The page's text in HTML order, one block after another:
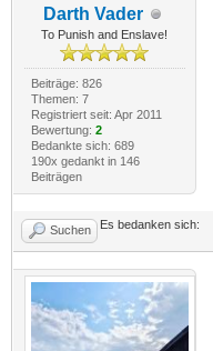
Darth Vader
To Punish and Enslave!
Beiträge: 826
Themen: 7
Registriert seit: Apr 2011
Bewertung: 2
Bedankte sich: 689
190x gedankt in 146
Beiträgen
Suchen Es bedanken sich: